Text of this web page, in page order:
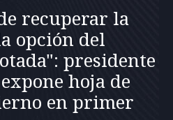
recuperar la
opción del
presidente
hoja de
en primer